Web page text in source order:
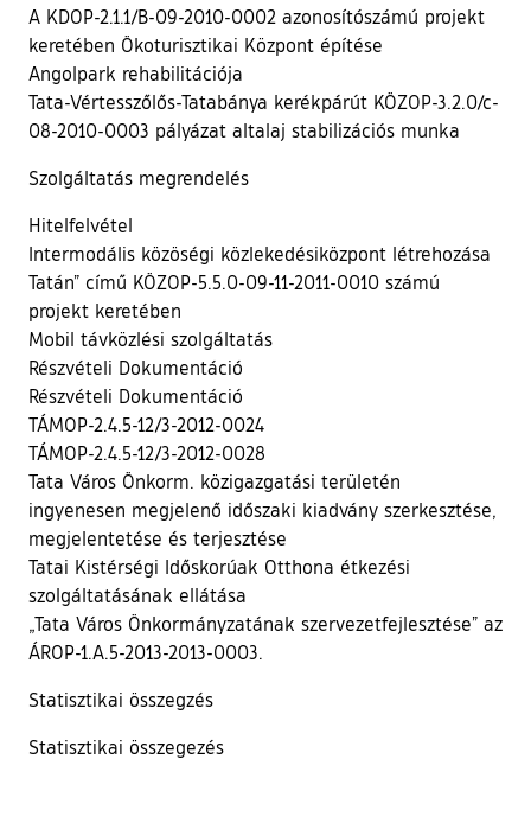
A KDOP-2.1.1/B-09-2010-0002 azonosítószámú projekt
keretében Ökoturisztikai Központ építése
Angolpark rehabilitációja
Tata-Vértesszőlős-Tatabánya kerékpárút KÖZOP-3.2.0/c-
08-2010-0003 pályázat altalaj stabilizációs munka
Szolgáltatás megrendelés
Hitelfelvétel
Intermodális közöségi közlekedésiközpont létrehozása
Tatán” című KÖZOP-5.5.0-09-11-2011-0010 számú
projekt keretében
Mobil távközlési szolgáltatás
Részvételi Dokumentáció
Részvételi Dokumentáció
TÁMOP-2.4.5-12/3-2012-0024
TÁMOP-2.4.5-12/3-2012-0028
Tata Város Önkorm. közigazgatási területén
ingyenesen megjelenő időszaki kiadvány szerkesztése,
megjelentetése és terjesztése
Tatai Kistérségi Időskorúak Otthona étkezési
szolgáltatásának ellátása
„Tata Város Önkormányzatának szervezetfejlesztése” az
ÁROP-1.A.5-2013-2013-0003.
Statisztikai összegzés
Statisztikai összegezés